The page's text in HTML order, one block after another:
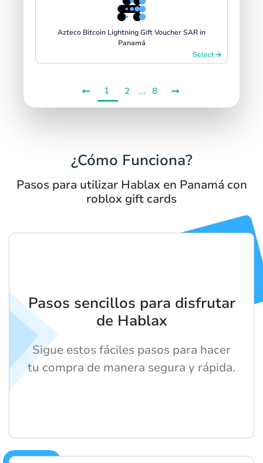
Azteco Bitcoin Lightning Gift Voucher SAR in
Panamá
Select
1 2 ... 8
¿Cómo Funciona?
Pasos para utilizar Hablax en Panamá con
roblox gift cards
Pasos sencillos para disfrutar
de Hablax
Sigue estos fáciles pasos para hacer
tu compra de manera segura y rápida.